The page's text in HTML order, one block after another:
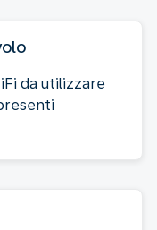
da utilizzare